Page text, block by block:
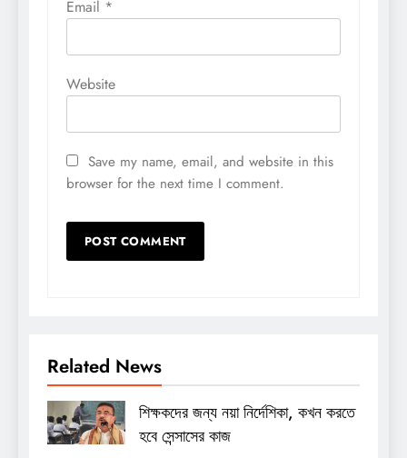
Email *
Website
Save my name, email, and website in this
browser for the next time I comment.
Related News
শিক্ষকদের জন্য নয়া নির্দেশিকা, কখন করতে
হবে সেন্সাসের কাজ